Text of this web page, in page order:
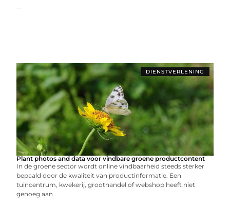
...
DIENSTVERLENING
Plant photos and data voor vindbare groene productcontent
In de groene sector wordt online vindbaarheid steeds sterker
bepaald door de kwaliteit van productinformatie. Een
tuincentrum, kwekerij, groothandel of webshop heeft niet
genoeg aan